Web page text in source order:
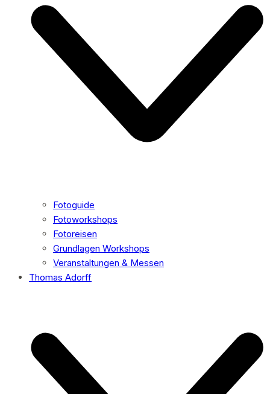
Fotoguide
Fotoworkshops
Fotoreisen
Grundlagen Workshops
Veranstaltungen & Messen
Thomas Adorff